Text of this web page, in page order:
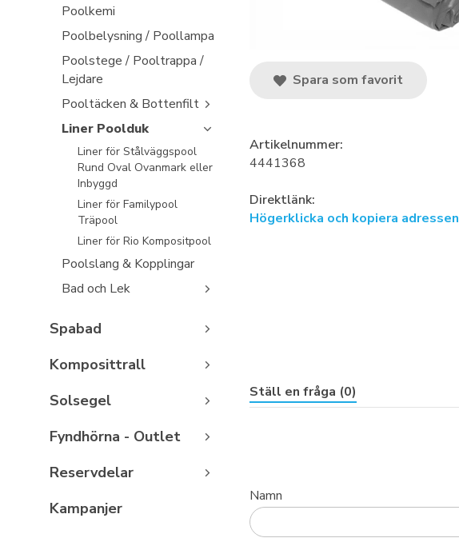
Poolkemi
Poolbelysning / Poollampa
Poolstege / Pooltrappa /
Lejdare
Pooltäcken & Bottenfilt
Liner Poolduk
Liner för Stålväggspool
Rund Oval Ovanmark eller
Inbyggd
Liner för Familypool
Träpool
Liner för Rio Kompositpool
Poolslang & Kopplingar
Bad och Lek
Spabad
Komposittrall
Solsegel
Fyndhörna - Outlet
Reservdelar
Kampanjer
Spara som favorit
Artikelnummer:
4441368
Direktlänk:
Högerklicka och kopiera adressen
Ställ en fråga (0)
Namn